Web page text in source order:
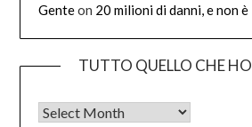
Genteon 20 milioni di danni, e non è
TUTTO QUELLO CHE
Tutto quello che ho scritto